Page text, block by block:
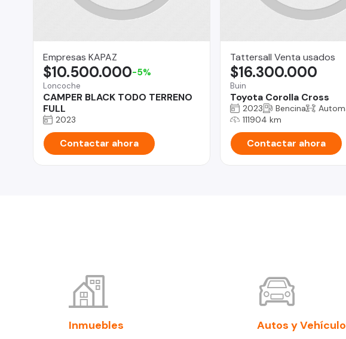
Empresas KAPAZ
Loncoche
CAMPER BLACK TODO TERRENO
FULL
$10.500.000-5%
2023
Contactar ahora
Tattersall Venta usados
Buin
Toyota Corolla Cross
$16.300.000
2023 Bencina
111904 km
Contactar ahora
Inmuebles Autos y